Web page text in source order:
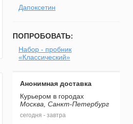
Дапоксетин
ПОПРОБОВАТЬ:
Набор - пробник
«Классический»
Анонимная доставка
Курьером в городах
Москва, Санкт-Петербург
сегодня - завтра